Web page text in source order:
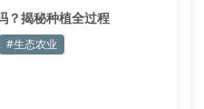
？揭秘种植全过程
#生态农业